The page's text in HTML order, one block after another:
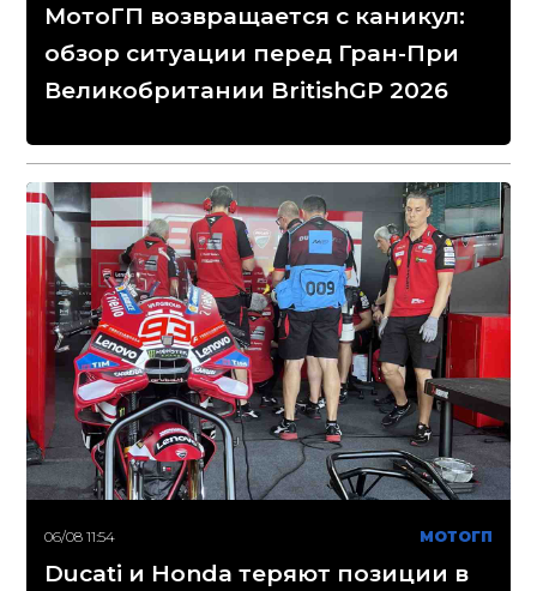
МотоГП возвращается с каникул:
обзор ситуации перед Гран-При
Великобритании BritishGP 2026
06/08 11:54 МОТОГП
Ducati и Honda теряют позиции в